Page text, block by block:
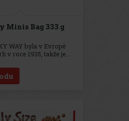
Minis Bag 333 g
WAY byla v Evropě
v roce 1935, takže je
nejstarších značek.
lehkým jádrem z
krému pokrytého
čokoládou je
sáček MILKY WAY
333g, což je dost na to,
podělili!